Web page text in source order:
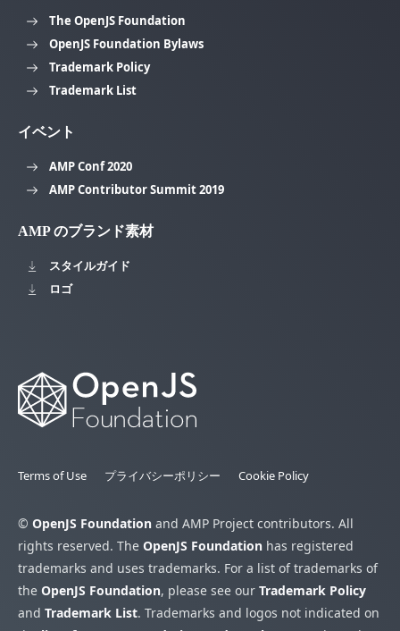
The OpenJS Foundation
OpenJS Foundation Bylaws
Trademark Policy
Trademark List
イベント
AMP Conf 2020
AMP Contributor Summit 2019
AMP のブランド素材
スタイルガイド
ロゴ
Terms of Use プライバシーポリシー Cookie Policy
© OpenJS Foundation and AMP Project contributors. All
rights reserved. The OpenJS Foundation has registered
trademarks and uses trademarks. For a list of trademarks of
the OpenJS Foundation, please see our Trademark Policy
and Trademark List. Trademarks and logos not indicated on